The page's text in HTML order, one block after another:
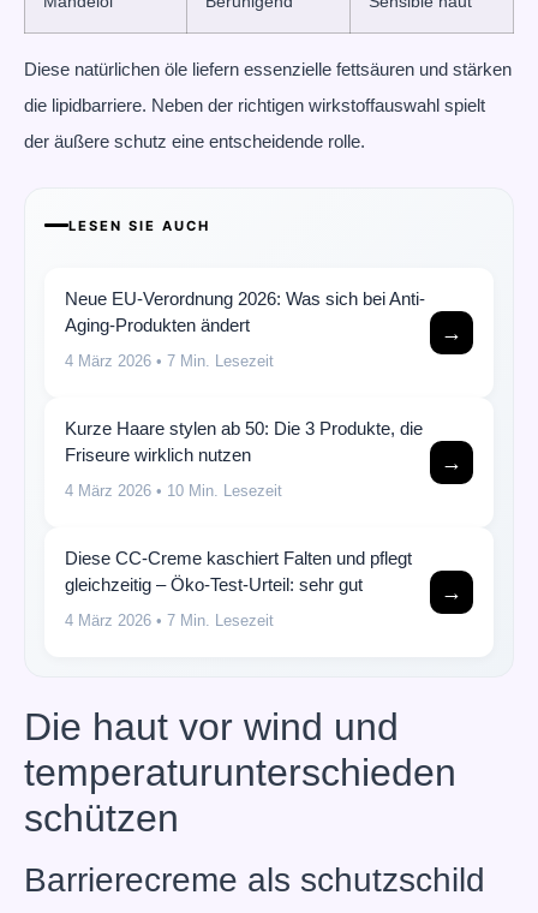
Diese natürlichen öle liefern essenzielle fettsäuren und stärken
die lipidbarriere. Neben der richtigen wirkstoffauswahl spielt
der äußere schutz eine entscheidende rolle.
LESEN SIE AUCH
Neue EU-Verordnung 2026: Was sich bei Anti-
Aging-Produkten ändert
4 März 2026 • 7 Min. Lesezeit
→
Kurze Haare stylen ab 50: Die 3 Produkte, die
Friseure wirklich nutzen
4 März 2026 • 10 Min. Lesezeit
→
Diese CC-Creme kaschiert Falten und pflegt
gleichzeitig – Öko-Test-Urteil: sehr gut
4 März 2026 • 7 Min. Lesezeit
→
Die haut vor wind und
temperaturunterschieden
schützen
Barrierecreme als schutzschild